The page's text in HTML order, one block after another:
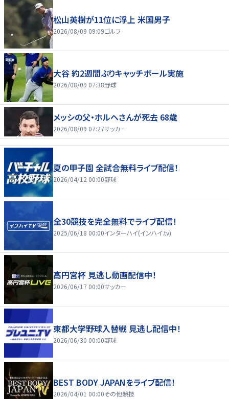
松山英樹が11位に浮上 米国男子
2026/08/09 09:09ゴルフ
大谷 約2週間ぶりキャッチボール実施
2026/08/09 07:38野球
メッシの父・ホルヘさんが死去 68歳
2026/08/09 07:27サッカー
夏の甲子園 全試合無料ライブ配信！
2026/04/12 00:00野球
全30競技を完全無料でライブ配信！
2025/06/18 00:00インターハイ(インハイ.tv)
高円宮杯 見逃し動画配信中！
2026/06/17 00:00サッカー
東都大学野球入替戦 見逃し配信中！
2026/06/30 00:00野球
BEST BODY JAPANをライブ配信！
2026/04/01 00:00その他競技